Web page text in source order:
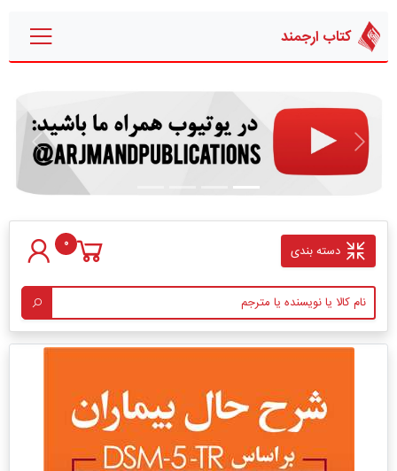
کتاب ارجمند
قبلی بعدی
دسته بندی 0